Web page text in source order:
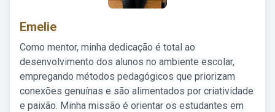
Emelie
Como mentor, minha dedicação é total ao
desenvolvimento dos alunos no ambiente escolar,
empregando métodos pedagógicos que priorizam
conexões genuínas e são alimentados por criatividade
e paixão. Minha missão é orientar os estudantes em